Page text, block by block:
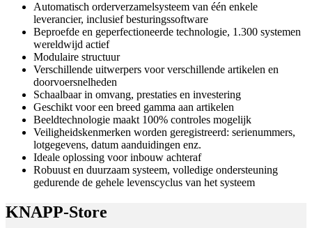
Automatisch orderverzamelsysteem van één enkele
leverancier, inclusief besturingssoftware
Beproefde en geperfectioneerde technologie, 1.300 systemen
wereldwijd actief
Modulaire structuur
Verschillende uitwerpers voor verschillende artikelen en
doorvoersnelheden
Schaalbaar in omvang, prestaties en investering
Geschikt voor een breed gamma aan artikelen
Beeldtechnologie maakt 100% controles mogelijk
Veiligheidskenmerken worden geregistreerd: serienummers,
lotgegevens, datum aanduidingen enz.
Ideale oplossing voor inbouw achteraf
Robuust en duurzaam systeem, volledige ondersteuning
gedurende de gehele levenscyclus van het systeem
KNAPP-Store